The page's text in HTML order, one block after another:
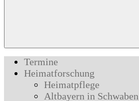
Termine
Heimatforschung
Heimatpflege
Altbayern in Schwaben